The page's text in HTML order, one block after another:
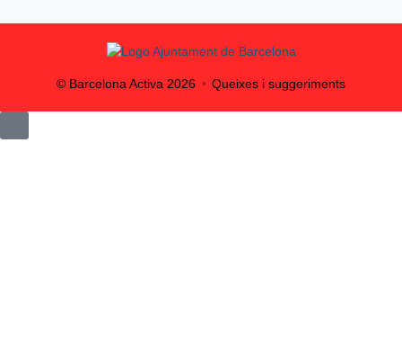
© Barcelona Activa 2026 Queixes i suggeriments